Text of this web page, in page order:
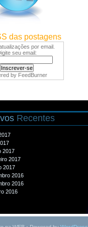
das postagens
por email.
seu email:
by FeedBurner
Recentes
2017
2017
2017
2016
2016
2016